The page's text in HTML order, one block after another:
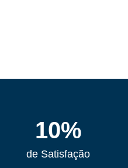
de Satisfação
10%